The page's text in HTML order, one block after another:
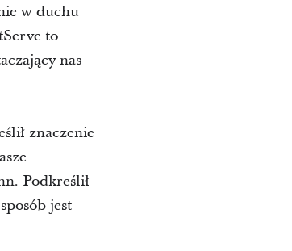
w duchu
to
nas
znaczenie
Podkreślił
jest